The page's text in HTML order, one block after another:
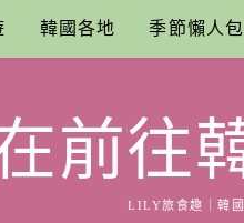
韓國各地 季節懶人
前往
LILY旅食趣｜韓